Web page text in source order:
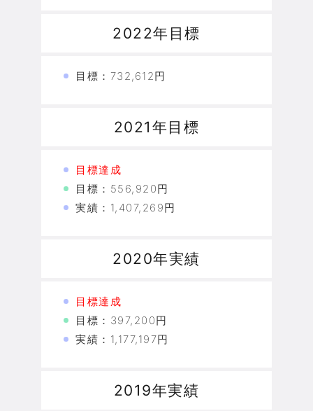
2022年目標
目標：732,612円
2021年目標
目標達成
目標：556,920円
実績：1,407,269円
2020年実績
目標達成
目標：397,200円
実績：1,177,197円
2019年実績